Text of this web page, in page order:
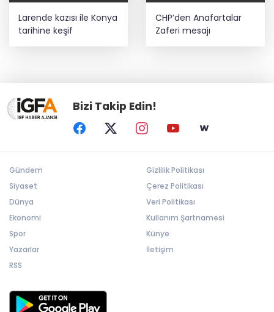
Larende kazısı ile Konya
tarihine keşif
CHP’den Anafartalar
Zaferi mesajı
Bizi Takip Edin!
Gündem
Siyaset
Dünya
Ekonomi
Spor
Yazarlar
RSS
Gizlilik Politikası
Çerez Politikası
Veri Politikası
Kullanım Şartnamesi
Künye
İletişim